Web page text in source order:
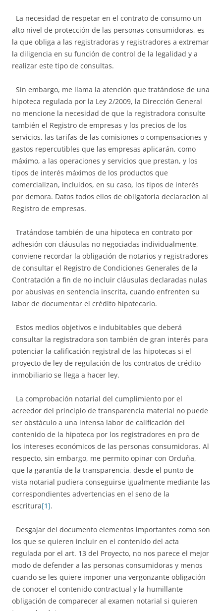
La necesidad de respetar en el contrato de consumo un
alto nivel de protección de las personas consumidoras, es
la que obliga a las registradoras y registradores a extremar
la diligencia en su función de control de la legalidad y a
realizar este tipo de consultas.
Sin embargo, me llama la atención que tratándose de una
hipoteca regulada por la Ley 2/2009, la Dirección General
no mencione la necesidad de que la registradora consulte
también el Registro de empresas y los precios de los
servicios, las tarifas de las comisiones o compensaciones y
gastos repercutibles que las empresas aplicarán, como
máximo, a las operaciones y servicios que prestan, y los
tipos de interés máximos de los productos que
comercializan, incluidos, en su caso, los tipos de interés
por demora. Datos todos ellos de obligatoria declaración al
Registro de empresas.
Tratándose también de una hipoteca en contrato por
adhesión con cláusulas no negociadas individualmente,
conviene recordar la obligación de notarios y registradores
de consultar el Registro de Condiciones Generales de la
Contratación a fin de no incluir cláusulas declaradas nulas
por abusivas en sentencia inscrita, cuando enfrenten su
labor de documentar el crédito hipotecario.
Estos medios objetivos e indubitables que deberá
consultar la registradora son también de gran interés para
potenciar la calificación registral de las hipotecas si el
proyecto de ley de regulación de los contratos de crédito
inmobiliario se llega a hacer ley.
La comprobación notarial del cumplimiento por el
acreedor del principio de transparencia material no puede
ser obstáculo a una intensa labor de calificación del
contenido de la hipoteca por los registradores en pro de
los intereses económicos de las personas consumidoras. Al
respecto, sin embargo, me permito opinar con Orduña,
que la garantía de la transparencia, desde el punto de
vista notarial pudiera conseguirse igualmente mediante las
correspondientes advertencias en el seno de la
escritura[1].
Desgajar del documento elementos importantes como son
los que se quieren incluir en el contenido del acta
regulada por el art. 13 del Proyecto, no nos parece el mejor
modo de defender a las personas consumidoras y menos
cuando se les quiere imponer una vergonzante obligación
de conocer el contenido contractual y la humillante
obligación de comparecer al examen notarial si quieren